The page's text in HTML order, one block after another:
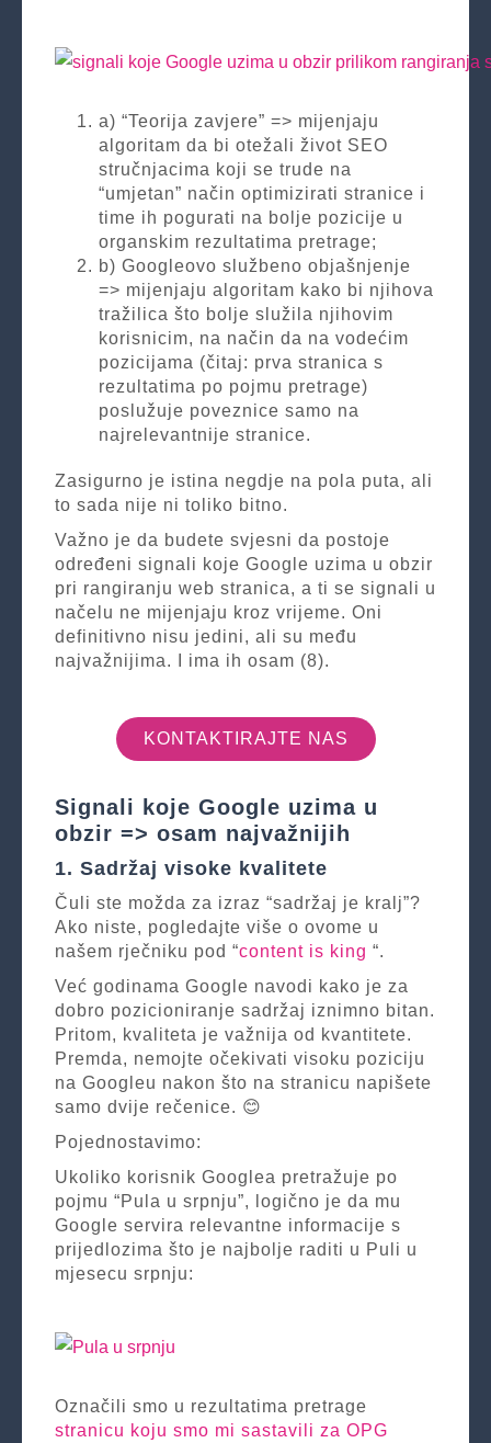
a) “Teorija zavjere” => mijenjaju
algoritam da bi otežali život SEO
stručnjacima koji se trude na
“umjetan” način optimizirati stranice i
time ih pogurati na bolje pozicije u
organskim rezultatima pretrage;
b) Googleovo službeno objašnjenje
=> mijenjaju algoritam kako bi njihova
tražilica što bolje služila njihovim
korisnicim, na način da na vodećim
pozicijama (čitaj: prva stranica s
rezultatima po pojmu pretrage)
poslužuje poveznice samo na
najrelevantnije stranice.
Zasigurno je istina negdje na pola puta, ali
to sada nije ni toliko bitno.
Važno je da budete svjesni da postoje
određeni signali koje Google uzima u obzir
pri rangiranju web stranica, a ti se signali u
načelu ne mijenjaju kroz vrijeme. Oni
definitivno nisu jedini, ali su među
najvažnijima. I ima ih osam (8).
KONTAKTIRAJTE NAS
Signali koje Google uzima u
obzir => osam najvažnijih
1. Sadržaj visoke kvalitete
Čuli ste možda za izraz “sadržaj je kralj”?
Ako niste, pogledajte više o ovome u
našem rječniku pod “content is king “.
Već godinama Google navodi kako je za
dobro pozicioniranje sadržaj iznimno bitan.
Pritom, kvaliteta je važnija od kvantitete.
Premda, nemojte očekivati visoku poziciju
na Googleu nakon što na stranicu napišete
samo dvije rečenice. 😊
Pojednostavimo:
Ukoliko korisnik Googlea pretražuje po
pojmu “Pula u srpnju”, logično je da mu
Google servira relevantne informacije s
prijedlozima što je najbolje raditi u Puli u
mjesecu srpnju:
Označili smo u rezultatima pretrage
stranicu koju smo mi sastavili za OPG